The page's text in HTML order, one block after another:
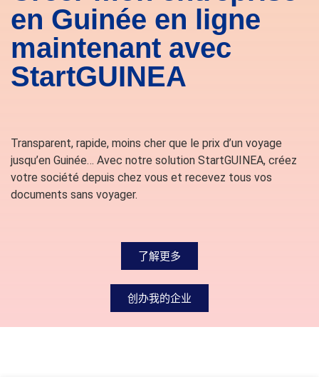
en Guinée en ligne
maintenant avec
StartGUINEA
Transparent, rapide, moins cher que le prix d’un voyage
jusqu’en Guinée… Avec notre solution StartGUINEA, créez
votre société depuis chez vous et recevez tous vos
documents sans voyager.
了解更多
创办我的企业